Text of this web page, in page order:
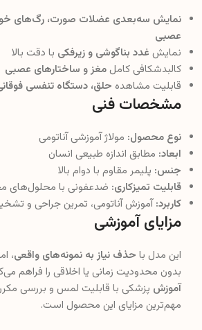
نمایش سه‌بعدی عضلات صورت، رگ‌های
عصبی
نمایش غدد بناگوشی و زیرفکی با دقت بالا
کالبدشکافی کاملمغز و ساختارهای عصبی
قابلیت مشاهده حلق، دستگاه تنفسی
مشخصات فنی
نوع محصول: مولاژ آموزشی آناتومی
ابعاد: مطابق اندازه طبیعی انسان
جنس: پلیمر مقاوم با دوام بالا
قابلیت تمیزکاری: ضدعفونی با
کاربرد:آموزش آناتومی، تمرین جراحی و
مزایای آموزشی
این مدل با حذف نیاز به نمونه‌های واقعی،
بدون محدودیت زمانی یا اخلاقی را فراهم
آموزش پزشکی با قابلیت لمس و بررسی مکرر
مهم‌ترین مزایای این محصول است.